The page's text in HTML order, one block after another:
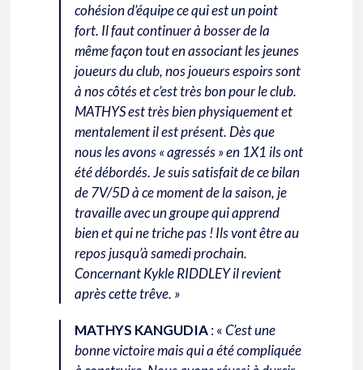
cohésion d’équipe ce qui est un point
fort. Il faut continuer à bosser de la
même façon tout en associant les jeunes
joueurs du club, nos joueurs espoirs sont
à nos côtés et c’est très bon pour le club.
MATHYS est très bien physiquement et
mentalement il est présent. Dès que
nous les avons « agressés » en 1X1 ils ont
été débordés. Je suis satisfait de ce bilan
de 7V/5D à ce moment de la saison, je
travaille avec un groupe qui apprend
bien et qui ne triche pas ! Ils vont être au
repos jusqu’à samedi prochain.
Concernant Kykle RIDDLEY il revient
après cette trêve. »
MATHYS KANGUDIA: «C’est une
bonne victoire mais qui a été compliquée